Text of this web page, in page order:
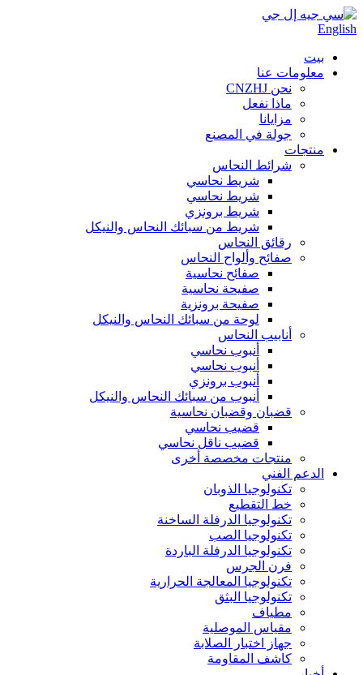
English
بيت
معلومات عنا
نحن CNZHJ
ماذا نفعل
مزايانا
جولة في المصنع
منتجات
شرائط النحاس
شريط نحاسي
شريط نحاسي
شريط برونزي
شريط من سبائك النحاس والنيكل
رقائق النحاس
صفائح وألواح النحاس
صفائح نحاسية
صفيحة نحاسية
صفيحة برونزية
لوحة من سبائك النحاس والنيكل
أنابيب النحاس
أنبوب نحاسي
أنبوب نحاسي
أنبوب برونزي
أنبوب من سبائك النحاس والنيكل
قضبان وقضبان نحاسية
قضيب نحاسي
قضيب ناقل نحاسي
منتجات مخصصة أخرى
الدعم الفني
تكنولوجيا الذوبان
خط التقطيع
تكنولوجيا الدرفلة الساخنة
تكنولوجيا الصب
تكنولوجيا الدرفلة الباردة
فرن الجرس
تكنولوجيا المعالجة الحرارية
تكنولوجيا البثق
مطياف
مقياس الموصلية
جهاز اختبار الصلابة
كاشف المقاومة